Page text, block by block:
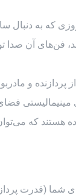
و
هستند که
شما (قدرت